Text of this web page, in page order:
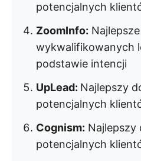
potencjalnych
ZoomInfo:
wykwalifikowanych
podstawie intencji
UpLead: Najlepszy
potencjalnych
Cognism: Najlepszy
potencjalnych